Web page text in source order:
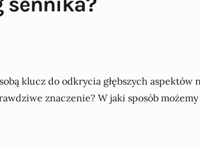
klucz do odkrycia głębszych aspektów
znaczenie? W jaki sposób